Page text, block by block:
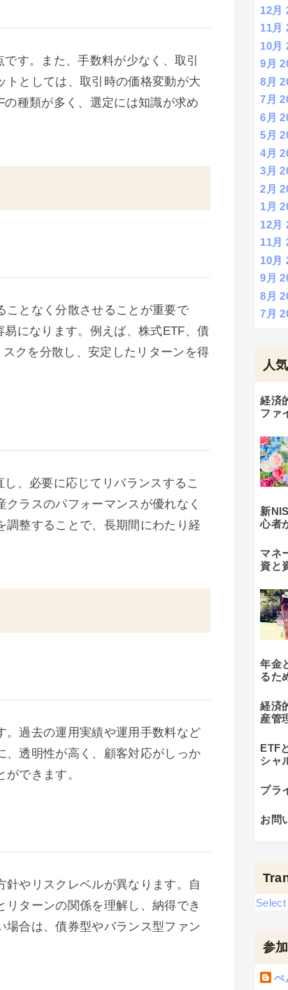
す。また、手数料が少なく、取引
としては、取引時の価格変動が大
種類が多く、選定には知識が求め
ことなく分散させることが重要で
になります。例えば、株式ETF、債
クを分散し、安定したリターンを得
、必要に応じてリバランスするこ
ラスのパフォーマンスが優れなく
整することで、長期間にわたり経
過去の運用実績や運用手数料など
、透明性が高く、顧客対応がしっか
できます。
やリスクレベルが異なります。自
ターンの関係を理解し、納得でき
場合は、債券型やバランス型ファン
12月
11月
10月
9月
8月
7月
6月
5月
4月
3月
2月
1月
12月
11月
10月
9月
8月
7月
人
経済
ファ
新
心者
マネ
資と
年金
るた
経済
産管
ETF
シャ
プラ
お問
参
ぺ